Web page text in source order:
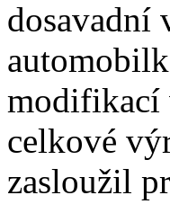
dosavadní
modifikací
celkové
zasloužil